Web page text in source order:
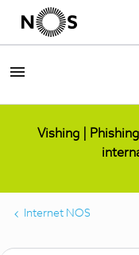
Vishing |
Internet NOS